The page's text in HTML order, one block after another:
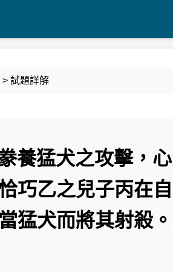
> 試題詳解
養猛犬之攻擊，
巧乙之兒子丙在
猛犬而將其射殺